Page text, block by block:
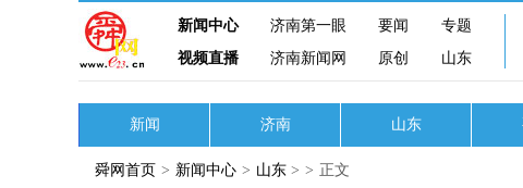
新闻中心 济南第一眼 要闻
专题
视频直播
济南新闻网 原创 山东
新闻 济南 山东
舜网首页 > 新闻中心 > 山东 > > 正文